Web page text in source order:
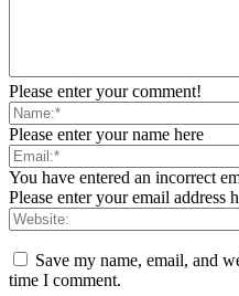
Please enter your comment!
Please enter your name here
You have entered an incorrect
Please enter your email address
Save my name, email, and
time I comment.